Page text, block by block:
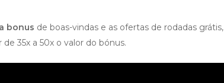
bonus de boas-vindas e as ofertas de rodadas grátis,
35x a 50x o valor do bónus.